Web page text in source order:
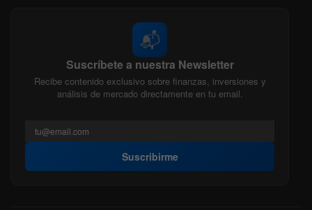
📬
Suscríbete a nuestra Newsletter
Recibe contenido exclusivo sobre finanzas, inversiones y
análisis de mercado directamente en tu email.
Suscribirme